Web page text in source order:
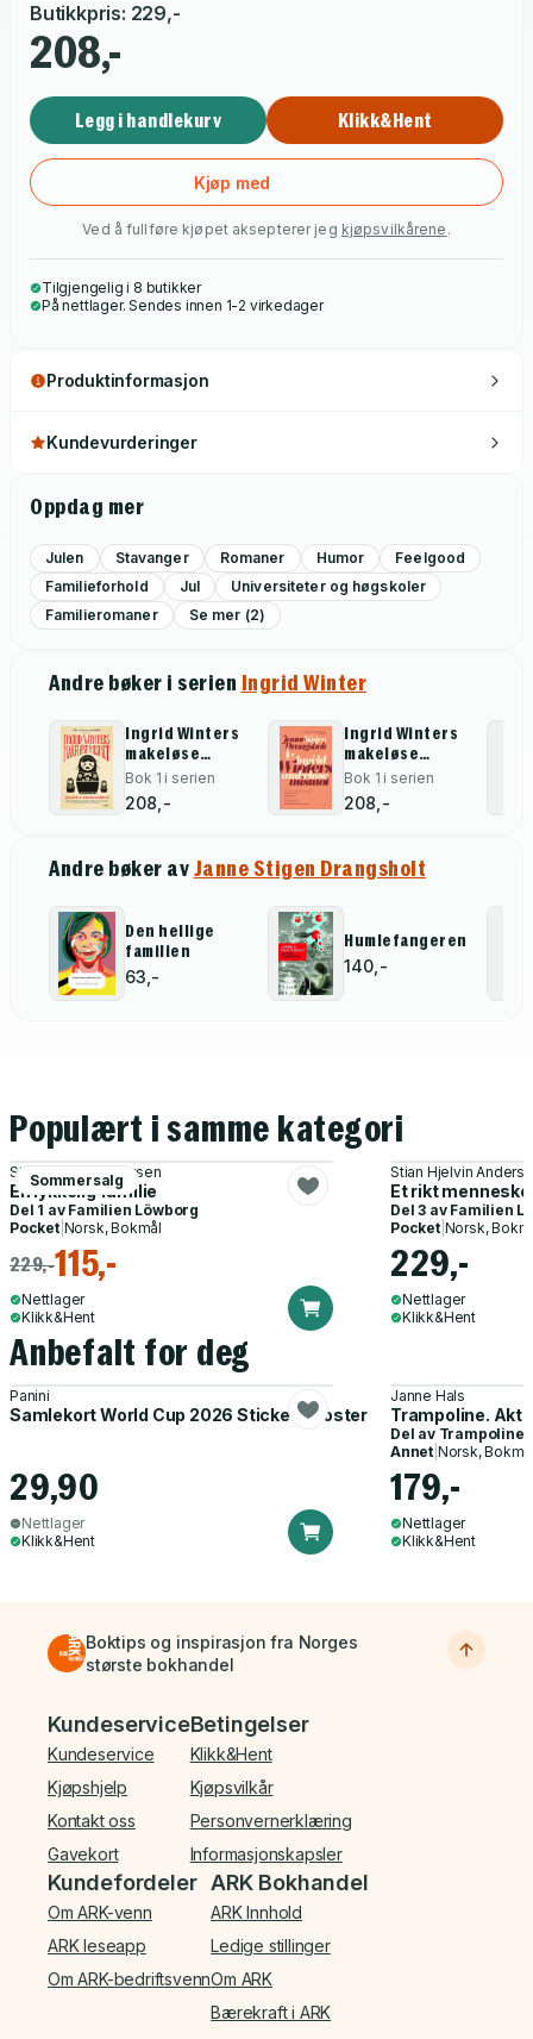
Butikkpris: 229,-
208,-
Legg i handlekurv Klikk&Hent
Kjøp med
Ved å fullføre kjøpet aksepterer jeg kjøpsvilkårene .
Tilgjengelig i 8 butikker
På nettlager. Sendes innen 1-2 virkedager
Produktinformasjon
Kundevurderinger
Oppdag mer
Julen Stavanger Romaner Humor
Feelgood
Familieforhold
Jul
Universiteter og høgskoler
Familieromaner
Se mer (2)
Andre bøker i serien Ingrid Winter
Ingrid Winters
makeløse
mismot
Bok 1 i serien
208,-
Ingrid Winters
makeløse
mismot
Bok 1 i serien
208,-
Andre bøker avJanne Stigen Drangsholt
Den hellige
familien
63,-
Humlefangeren
140,-
Populært i samme kategori
Sommersalg
Stian Hjelvin Andersen
En lykkelig familie
Del 1 av Familien Löwborg
Pocket| Norsk, Bokmål
229,-115,-
Nettlager
Klikk&Hent
Stian Hjelvin
Et rikt menneske
Del 3 av Familien
Pocket| Norsk,
229,-
Nettlager
Klikk&Hent
Anbefalt for deg
Panini
Samlekort World Cup 2026 Sticker Booster
29,90
Nettlager
Klikk&Hent
Janne Hals
Trampoline.
Del av Trampoline
Annet| Norsk,
179,-
Nettlager
Klikk&Hent
Boktips og inspirasjon fra Norges
største bokhandel
Bunnmeny
Kundeservice
Kundeservice
Kjøpshjelp
Kontakt oss
Gavekort
Betingelser
Klikk&Hent
Kjøpsvilkår
Personvernerklæring
Informasjonskapsler
Kundefordeler
Om ARK-venn
ARK leseapp
Om ARK-bedriftsvenn
ARK Bokhandel
ARK Innhold
Ledige stillinger
Om ARK
Bærekraft i ARK